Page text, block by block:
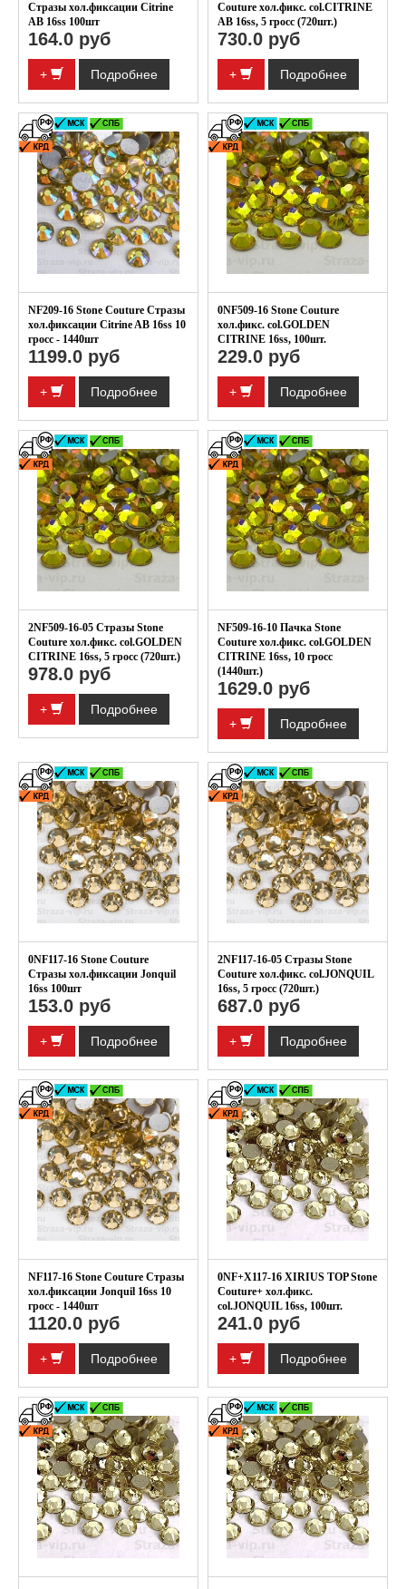
Стразы хол.фиксации Citrine
AB 16ss 100шт
164.0 руб
+ Подробнее
Couture хол.фикс. col.CITRINE
AB 16ss, 5 гросс (720шт.)
730.0 руб
+ Подробнее
NF209-16 Stone Couture Стразы
хол.фиксации Citrine AB 16ss 10
гросс - 1440шт
1199.0 руб
+ Подробнее
0NF509-16 Stone Couture
хол.фикс. col.GOLDEN
CITRINE 16ss, 100шт.
229.0 руб
+ Подробнее
2NF509-16-05 Стразы Stone
Couture хол.фикс. col.GOLDEN
CITRINE 16ss, 5 гросс (720шт.)
978.0 руб
+ Подробнее
NF509-16-10 Пачка Stone
Couture хол.фикс. col.GOLDEN
CITRINE 16ss, 10 гросс
(1440шт.)
1629.0 руб
+ Подробнее
0NF117-16 Stone Couture
Стразы хол.фиксации Jonquil
16ss 100шт
153.0 руб
+ Подробнее
2NF117-16-05 Стразы Stone
Couture хол.фикс. col.JONQUIL
16ss, 5 гросс (720шт.)
687.0 руб
+ Подробнее
NF117-16 Stone Couture Стразы
хол.фиксации Jonquil 16ss 10
гросс - 1440шт
1120.0 руб
+ Подробнее
0NF+X117-16 XIRIUS TOP Stone
Couture+ хол.фикс.
col.JONQUIL 16ss, 100шт.
241.0 руб
+ Подробнее